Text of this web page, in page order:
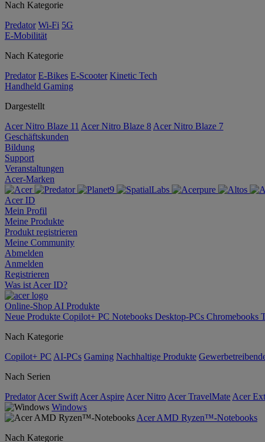
Nach Kategorie
Predator Wi-Fi 5G
E-Mobilität
Nach Kategorie
Predator E-Bikes E-Scooter Kinetic Tech
Handheld Gaming
Dargestellt
Acer Nitro Blaze 11 Acer Nitro Blaze 8 Acer Nitro Blaze 7
Geschäftskunden
Bildung
Support
Veranstaltungen
Acer-Marken
Acer ID
Mein Profil
Meine Produkte
Produkt registrieren
Meine Community
Abmelden
Anmelden
Registrieren
Was ist Acer ID?
Online-Shop AI Produkte
Neue Produkte Copilot+ PC Notebooks Desktop-PCs Chromebooks
Nach Kategorie
Copilot+ PC AI-PCs Gaming Nachhaltige Produkte
Nach Serien
Predator Acer Swift Acer Aspire Acer Nitro Acer TravelMate Acer
Windows
Acer AMD Ryzen™-Notebooks
Nach Kategorie